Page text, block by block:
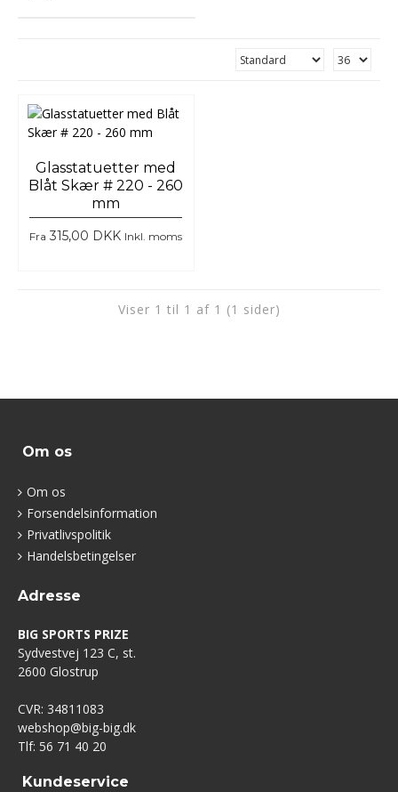
Glasstatuetter med
Blåt Skær # 220 - 260
mm
Fra 315,00 DKK Inkl. moms
Viser 1 til 1 af 1 (1 sider)
Om os
Om os
Forsendelsinformation
Privatlivspolitik
Handelsbetingelser
Adresse
BIG SPORTS PRIZE
Sydvestvej 123 C, st.
2600 Glostrup
CVR: 34811083
webshop@big-big.dk
Tlf: 56 71 40 20
Kundeservice